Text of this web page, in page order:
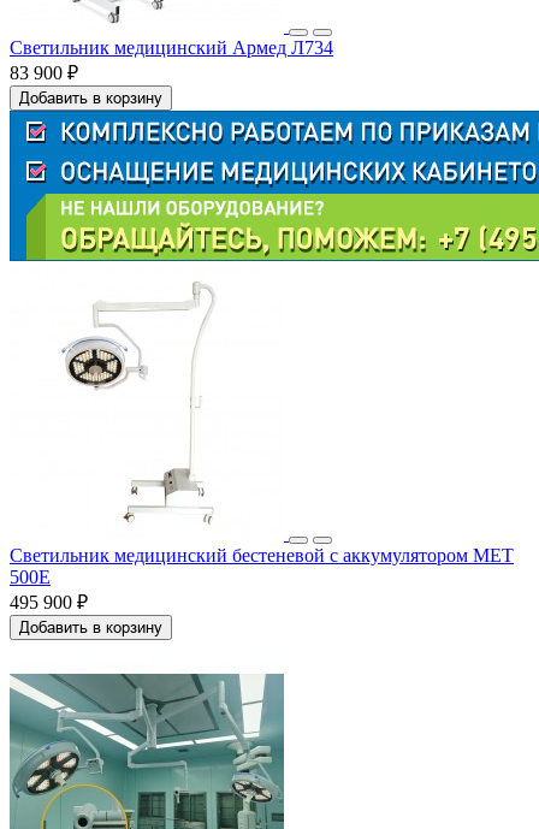
Светильник медицинский Армед Л734
83 900 ₽
Добавить в корзину
Светильник медицинский бестеневой с аккумулятором МЕТ
500E
495 900 ₽
Добавить в корзину